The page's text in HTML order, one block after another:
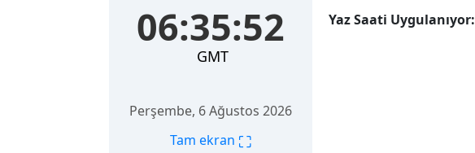
06:35:53
GMT
Perşembe, 6 Ağustos 2026
Tam ekran ⛶
Yaz Saati Uygulanıyor: